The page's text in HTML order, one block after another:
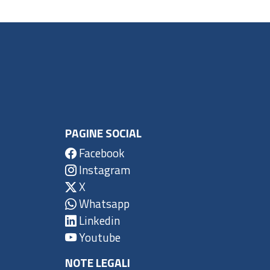
PAGINE SOCIAL
Facebook
Instagram
X
Whatsapp
Linkedin
Youtube
NOTE LEGALI